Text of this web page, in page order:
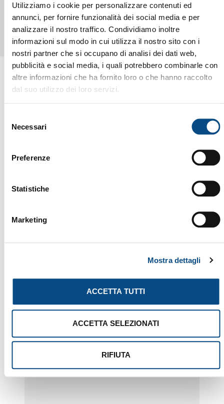
Utilizziamo i cookie per personalizzare contenuti ed
annunci, per fornire funzionalità dei social media e per
analizzare il nostro traffico. Condividiamo inoltre
informazioni sul modo in cui utilizza il nostro sito con i
nostri partner che si occupano di analisi dei dati web,
pubblicità e social media, i quali potrebbero combinarle con
altre informazioni che ha fornito loro o che hanno raccolto
dal suo utilizzo dei loro servizi.
delNecessari
Preferenze
Statistiche
Marketing
Mostra dettagli
ACCETTA TUTTI
ACCETTA SELEZIONATI
RIFIUTA
POTREBBE INTERESSARTI ANCHE...
URRACO 95 EVO